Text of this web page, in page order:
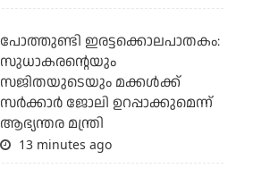
പോത്തുണ്ടി ഇരട്ടക്കൊലപാതകം:
സുധാകരന്റെയും
സജിതയുടെയും മക്കള്‍ക്ക്
സര്‍ക്കാര്‍ ജോലി ഉറപ്പാക്കുമെന്ന്
ആഭ്യന്തര മന്ത്രി
13 minutes ago